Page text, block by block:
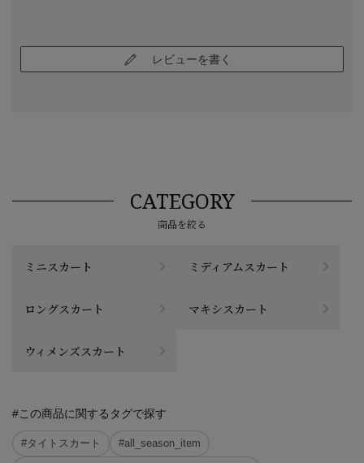
レビューを書く
CATEGORY
商品を絞る
ミニスカート ミディアムスカート
ロングスカート マキシスカート
ウィメンズスカート
#この商品に関するタグで探す
#タイトスカート #all_season_item